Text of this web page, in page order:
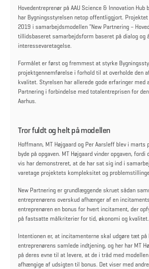
Hovedentreprenør på AAU Science & Innovation Hub
har Bygningsstyrelsen netop offentliggjort.
2019 i samarbejdsmodellen "New Partnering –
tillidsbaseret samarbejdsform baseret på dialog og
interessevaretagelse.
Formålet er først og fremmest at styrke
projektgennemførelse i forhold til at overholde den
kvalitet. Styrelsen har allerede gode erfaringer med
Partnering i forbindelse med totalentreprisen for
Aarhus.
Tror fuldt og helt på modellen
Hoffmann, MT Højgaard og Per Aarsleff blev i
byde på opgaven. MT Højgaard vinder opgaven, fordi
vis har demonstreret, at de har sat sig ind i
varetage projektets kompleksitet og
New Partnering er grundlæggende skruet sådan
entreprenørens overskud afhænger af en
entreprenøren en bonus for hvert incitament, der
på fastsatte målkriterier for tid, økonomi og kvalitet.
Intentionen er, at incitamenterne skal udgøre tæt på
entreprenørens samlede indtjening, og her har MT
på deres evne til at levere, at de i tråd med
afhængige af udsigten til bonus. Det viser med